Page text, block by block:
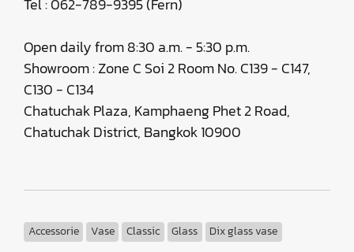
Tel : 062-789-9395 (Fern)
Open daily from 8:30 a.m. - 5:30 p.m.
Showroom : Zone C Soi 2 Room No. C139 - C147,
C130 - C134
Chatuchak Plaza, Kamphaeng Phet 2 Road,
Chatuchak District, Bangkok 10900
Accessorie Vase Classic Glass Dix glass vase